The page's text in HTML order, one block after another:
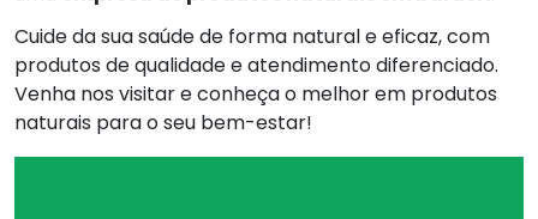
Cuide da sua saúde de forma natural e eficaz, com
produtos de qualidade e atendimento diferenciado.
Venha nos visitar e conheça o melhor em produtos
naturais para o seu bem-estar!